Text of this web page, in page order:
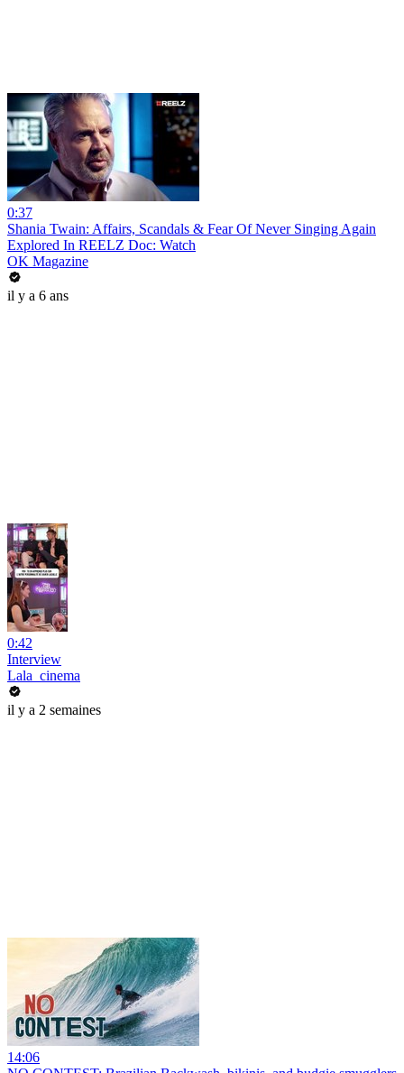
0:37
Shania Twain: Affairs, Scandals & Fear Of Never Singing Again
Explored In REELZ Doc: Watch
OK Magazine
il y a 6 ans
0:42
Interview
Lala_cinema
il y a 2 semaines
14:06